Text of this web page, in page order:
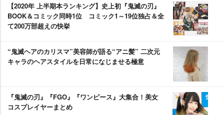
【2020年 上半期本ランキング】史上初『鬼滅の刃』
BOOK＆コミック同時1位 コミック1～19位独占＆全
て200万部超えの快挙
“鬼滅ヘアのカリスマ”美容師が語る“アニ髪” 二次元
キャラのヘアスタイルを日常になじませる極意
『鬼滅の刃』『FGO』『ワンピース』大集合！美女
コスプレイヤーまとめ